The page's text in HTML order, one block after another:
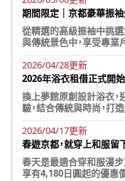
期間限定｜京都豪華振
從精選的高級振袖中挑
與傳統景色中，享受專業
2026/04/28更新
2026年浴衣租借正式開
換上夢館原創設計浴衣，
驗，結合傳統與時尚，打
2026/04/17更新
春遊京都，就穿上和服留
春天是最適合穿和服漫步
享有4,180日圓起的優惠